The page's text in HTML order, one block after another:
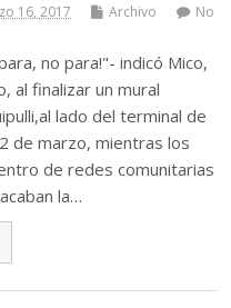
16, 2017 Archivo
No
no para!"- indicó Mico,
al finalizar un mural
lado del terminal de
de marzo, mientras los
de redes comunitarias
la…